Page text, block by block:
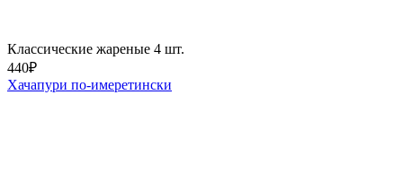
Классические жареные 4 шт.
440₽
Хачапури по-имеретински